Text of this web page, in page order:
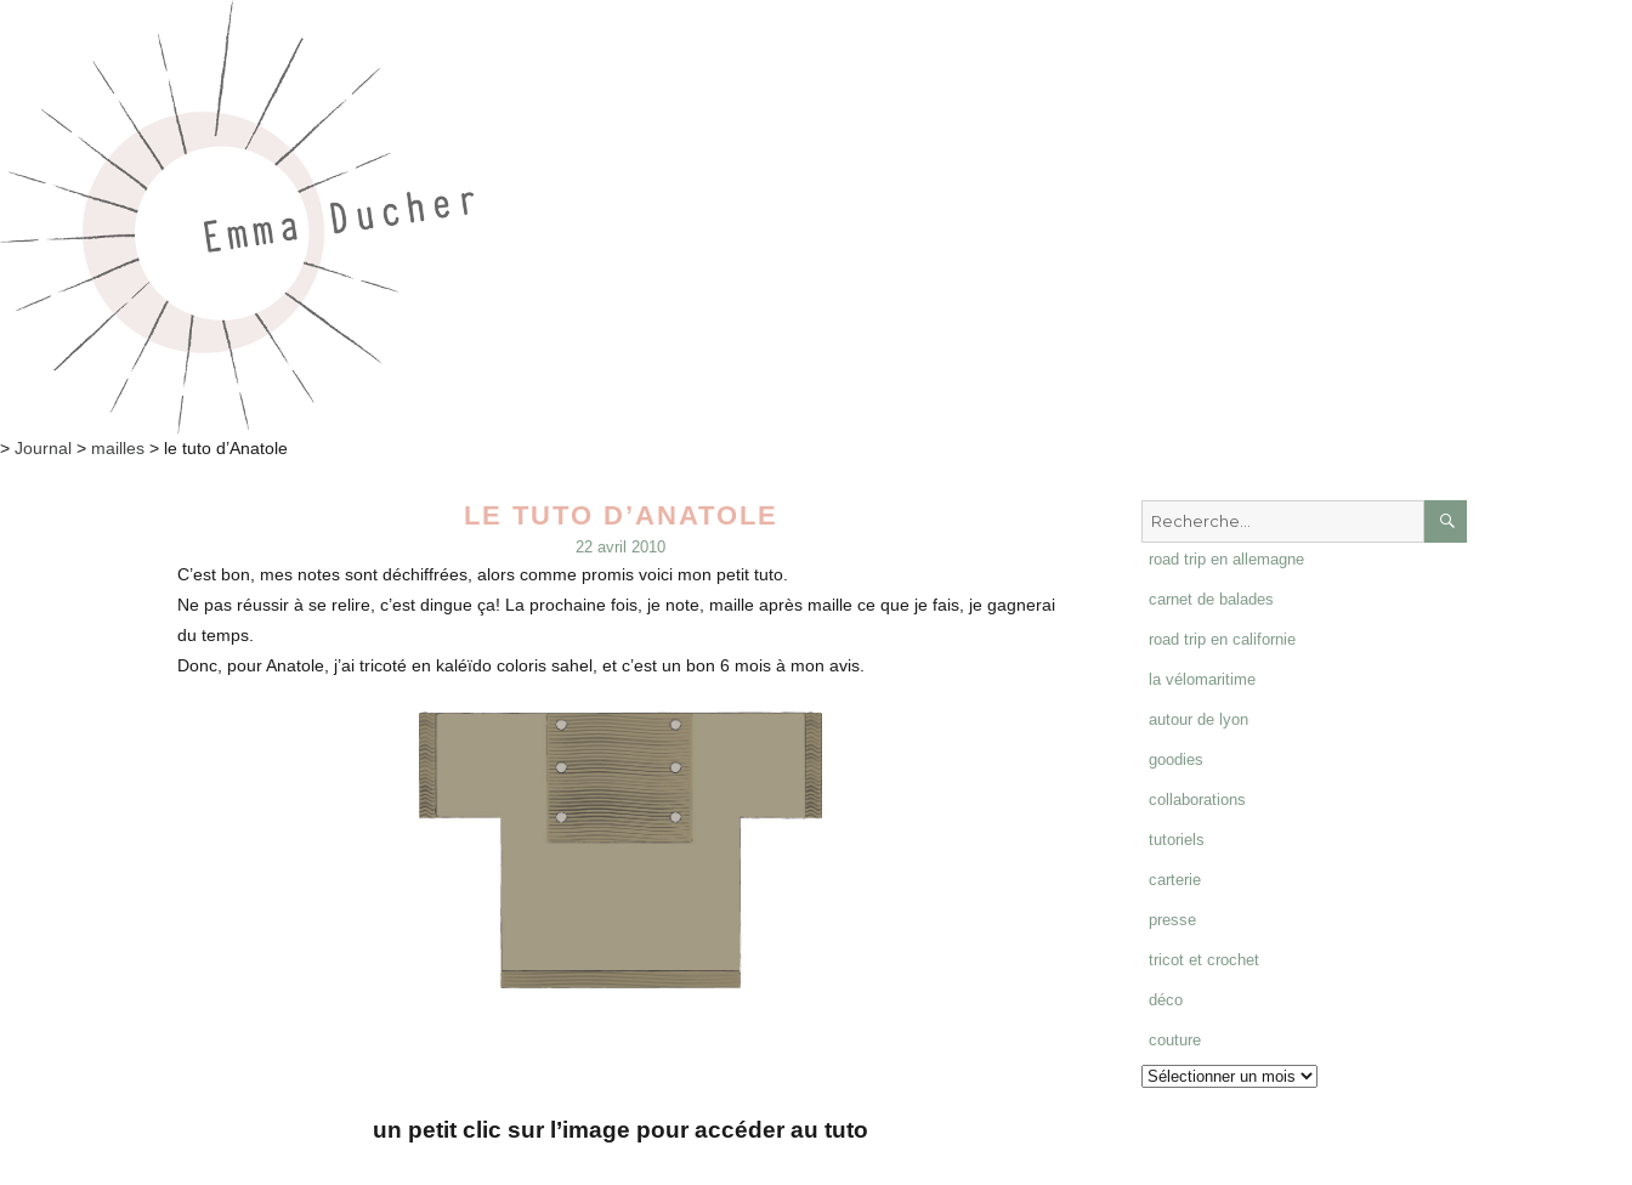
> Journal > mailles > le tuto d’Anatole
LE TUTO D’ANATOLE
Publié
le
22 avril 2010
C’est bon, mes notes sont déchiffrées, alors comme promis voici mon petit tuto.
Ne pas réussir à se relire, c’est dingue ça! La prochaine fois, je note, maille après maille ce que je fais, je gagnerai
du temps.
Donc, pour Anatole, j’ai tricoté en kaléïdo coloris sahel, et c’est un bon 6 mois à mon avis.
un petit clic sur l’image pour accéder au tuto
Recherche
pour
road trip en allemagne
carnet de balades
road trip en californie
la vélomaritime
autour de lyon
goodies
collaborations
tutoriels
carterie
presse
tricot et crochet
déco
couture
Archives